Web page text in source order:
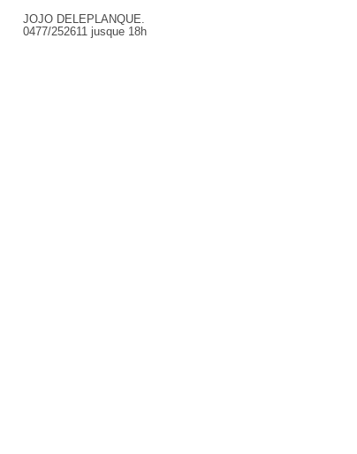
JOJO DELEPLANQUE.
0477/252611 jusque 18h